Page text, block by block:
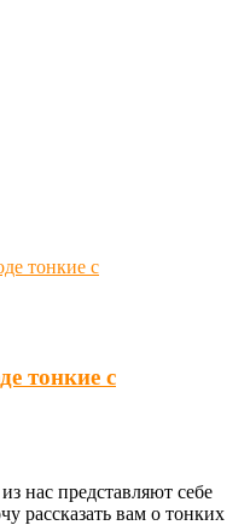
тонкие с
нас представляют себе
рассказать вам о тонких